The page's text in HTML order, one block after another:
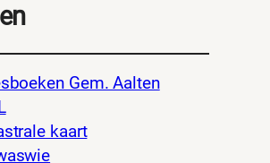
Gem. Aalten
kaart